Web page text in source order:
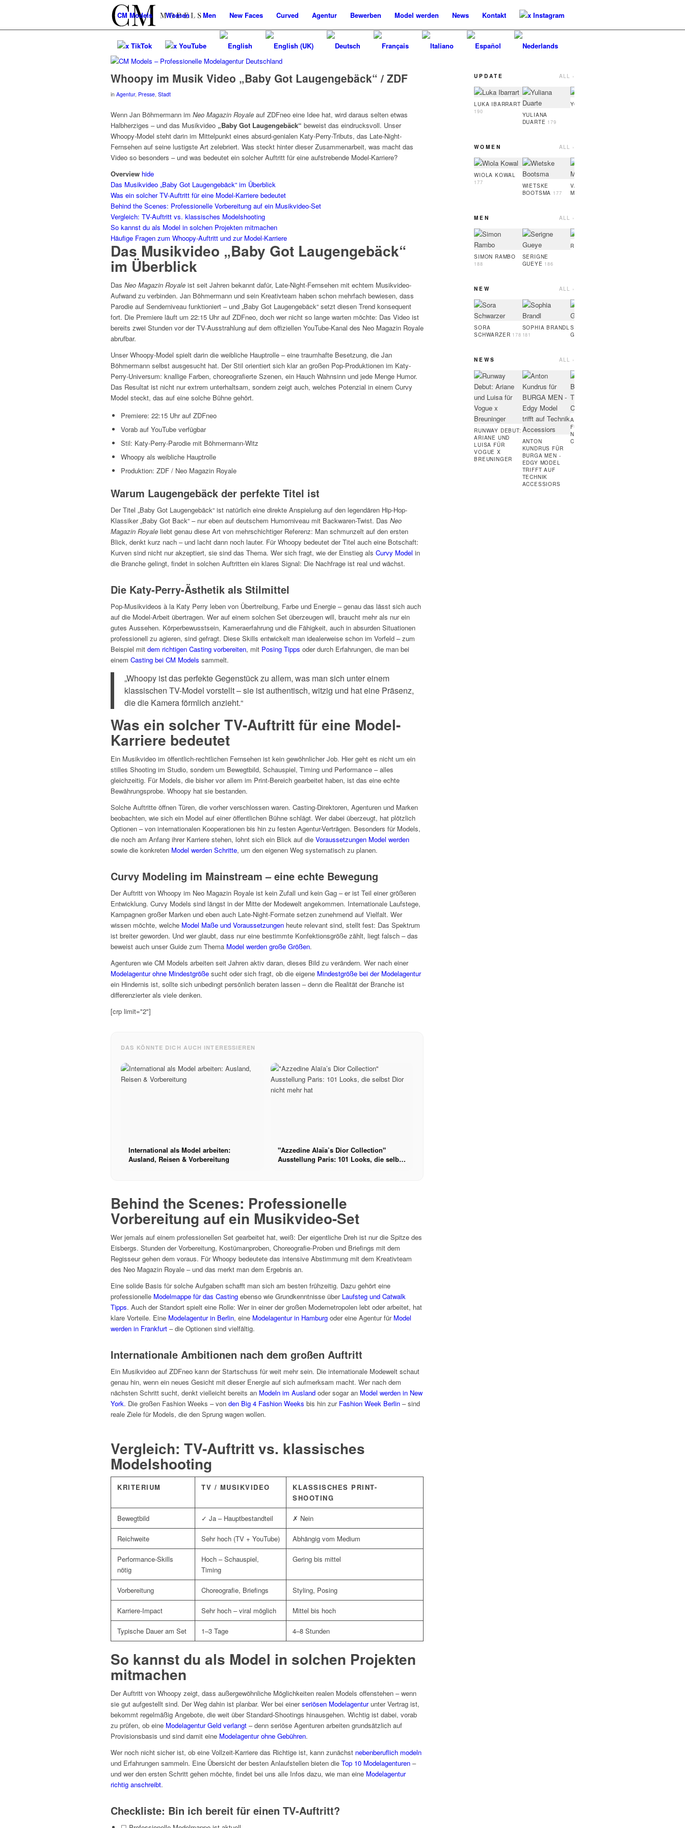
CMModels Women Men New Faces Curved Agentur Bewerben Model werden News Kontakt x Instagram
x TikTok x YouTube
Whoopy im Musik Video „Baby Got Laugengebäck“ / ZDF
in Agentur, Presse, Stadt
Wenn Jan Böhmermann im Neo Magazin Royale auf ZDFneo eine Idee hat, wird daraus selten etwas
Halbherziges – und das Musikvideo „Baby Got Laugengebäck“ beweist das eindrucksvoll. Unser
Whoopy-Model steht darin im Mittelpunkt eines absurd-genialen Katy-Perry-Tributs, das Late-Night-
Fernsehen auf seine lustigste Art zelebriert. Was steckt hinter dieser Zusammenarbeit, was macht das
Video so besonders – und was bedeutet ein solcher Auftritt für eine aufstrebende Model-Karriere?
Overview hide
Das Musikvideo „Baby Got Laugengebäck“ im Überblick
Was ein solcher TV-Auftritt für eine Model-Karriere bedeutet
Behind the Scenes: Professionelle Vorbereitung auf ein Musikvideo-Set
Vergleich: TV-Auftritt vs. klassisches Modelshooting
So kannst du als Model in solchen Projekten mitmachen
Häufige Fragen zum Whoopy-Auftritt und zur Model-Karriere
Das Musikvideo „Baby Got Laugengebäck“
im Überblick
Das Neo Magazin Royale ist seit Jahren bekannt dafür, Late-Night-Fernsehen mit echtem Musikvideo-
Aufwand zu verbinden. Jan Böhmermann und sein Kreativteam haben schon mehrfach bewiesen, dass
Parodie auf Senderniveau funktioniert – und „Baby Got Laugengebäck“ setzt diesen Trend konsequent
fort. Die Premiere läuft um 22:15 Uhr auf ZDFneo, doch wer nicht so lange warten möchte: Das Video ist
bereits zwei Stunden vor der TV-Ausstrahlung auf dem offiziellen YouTube-Kanal des Neo Magazin Royale
abrufbar.
Unser Whoopy-Model spielt darin die weibliche Hauptrolle – eine traumhafte Besetzung, die Jan
Böhmermann selbst ausgesucht hat. Der Stil orientiert sich klar an großen Pop-Produktionen im Katy-
Perry-Universum: knallige Farben, choreografierte Szenen, ein Hauch Wahnsinn und jede Menge Humor.
Das Resultat ist nicht nur extrem unterhaltsam, sondern zeigt auch, welches Potenzial in einem Curvy
Model steckt, das auf eine solche Bühne gehört.
Premiere: 22:15 Uhr auf ZDFneo
Vorab auf YouTube verfügbar
Stil: Katy-Perry-Parodie mit Böhmermann-Witz
Whoopy als weibliche Hauptrolle
Produktion: ZDF / Neo Magazin Royale
Warum Laugengebäck der perfekte Titel ist
Der Titel „Baby Got Laugengebäck“ ist natürlich eine direkte Anspielung auf den legendären Hip-Hop-
Klassiker „Baby Got Back“ – nur eben auf deutschem Humorniveau mit Backwaren-Twist. Das Neo
Magazin Royale liebt genau diese Art von mehrschichtiger Referenz: Man schmunzelt auf den ersten
Blick, denkt kurz nach – und lacht dann noch lauter. Für Whoopy bedeutet der Titel auch eine Botschaft:
Kurven sind nicht nur akzeptiert, sie sind das Thema. Wer sich fragt, wie der Einstieg als Curvy Model in
die Branche gelingt, findet in solchen Auftritten ein klares Signal: Die Nachfrage ist real und wächst.
Die Katy-Perry-Ästhetik als Stilmittel
Pop-Musikvideos à la Katy Perry leben von Übertreibung, Farbe und Energie – genau das lässt sich auch
auf die Model-Arbeit übertragen. Wer auf einem solchen Set überzeugen will, braucht mehr als nur ein
gutes Aussehen. Körperbewusstsein, Kameraerfahrung und die Fähigkeit, auch in absurden Situationen
professionell zu agieren, sind gefragt. Diese Skills entwickelt man idealerweise schon im Vorfeld – zum
Beispiel mit dem richtigen Casting vorbereiten, mit Posing Tipps oder durch Erfahrungen, die man bei
einem Casting bei CM Models sammelt.
„Whoopy ist das perfekte Gegenstück zu allem, was man sich unter einem
klassischen TV-Model vorstellt – sie ist authentisch, witzig und hat eine Präsenz,
die die Kamera förmlich anzieht.“
Was ein solcher TV-Auftritt für eine Model-
Karriere bedeutet
Ein Musikvideo im öffentlich-rechtlichen Fernsehen ist kein gewöhnlicher Job. Hier geht es nicht um ein
stilles Shooting im Studio, sondern um Bewegtbild, Schauspiel, Timing und Performance – alles
gleichzeitig. Für Models, die bisher vor allem im Print-Bereich gearbeitet haben, ist das eine echte
Bewährungsprobe. Whoopy hat sie bestanden.
Solche Auftritte öffnen Türen, die vorher verschlossen waren. Casting-Direktoren, Agenturen und Marken
beobachten, wie sich ein Model auf einer öffentlichen Bühne schlägt. Wer dabei überzeugt, hat plötzlich
Optionen – von internationalen Kooperationen bis hin zu festen Agentur-Verträgen. Besonders für Models,
die noch am Anfang ihrer Karriere stehen, lohnt sich ein Blick auf die Voraussetzungen Model werden
sowie die konkreten Model werden Schritte, um den eigenen Weg systematisch zu planen.
Curvy Modeling im Mainstream – eine echte Bewegung
Der Auftritt von Whoopy im Neo Magazin Royale ist kein Zufall und kein Gag – er ist Teil einer größeren
Entwicklung. Curvy Models sind längst in der Mitte der Modewelt angekommen. Internationale Laufstege,
Kampagnen großer Marken und eben auch Late-Night-Formate setzen zunehmend auf Vielfalt. Wer
wissen möchte, welche Model Maße und Voraussetzungen heute relevant sind, stellt fest: Das Spektrum
ist breiter geworden. Und wer glaubt, dass nur eine bestimmte Konfektionsgröße zählt, liegt falsch – das
beweist auch unser Guide zum Thema Model werden große Größen.
Agenturen wie CM Models arbeiten seit Jahren aktiv daran, dieses Bild zu verändern. Wer nach einer
Modelagentur ohne Mindestgröße sucht oder sich fragt, ob die eigene Mindestgröße bei der Modelagentur
ein Hindernis ist, sollte sich unbedingt persönlich beraten lassen – denn die Realität der Branche ist
differenzierter als viele denken.
[crp limit="2"]
DAS KÖNNTE DICH AUCH INTERESSIEREN
International als Model arbeiten:
Ausland, Reisen & Vorbereitung
"Azzedine Alaïa’s Dior Collection"
Ausstellung Paris: 101 Looks, die selbst
Behind the Scenes: Professionelle
Vorbereitung auf ein Musikvideo-Set
Wer jemals auf einem professionellen Set gearbeitet hat, weiß: Der eigentliche Dreh ist nur die Spitze des
Eisbergs. Stunden der Vorbereitung, Kostümanproben, Choreografie-Proben und Briefings mit dem
Regisseur gehen dem voraus. Für Whoopy bedeutete das intensive Abstimmung mit dem Kreativteam
des Neo Magazin Royale – und das merkt man dem Ergebnis an.
Eine solide Basis für solche Aufgaben schafft man sich am besten frühzeitig. Dazu gehört eine
professionelle Modelmappe für das Casting ebenso wie Grundkenntnisse über Laufsteg und Catwalk
Tipps. Auch der Standort spielt eine Rolle: Wer in einer der großen Modemetropolen lebt oder arbeitet, hat
klare Vorteile. Eine Modelagentur in Berlin, eine Modelagentur in Hamburg oder eine Agentur für Model
werden in Frankfurt – die Optionen sind vielfältig.
Internationale Ambitionen nach dem großen Auftritt
Ein Musikvideo auf ZDFneo kann der Startschuss für weit mehr sein. Die internationale Modewelt schaut
genau hin, wenn ein neues Gesicht mit dieser Energie auf sich aufmerksam macht. Wer nach dem
nächsten Schritt sucht, denkt vielleicht bereits an Modeln im Ausland oder sogar an Model werden in New
York. Die großen Fashion Weeks – von den Big 4 Fashion Weeks bis hin zur Fashion Week Berlin – sind
reale Ziele für Models, die den Sprung wagen wollen.
Vergleich: TV-Auftritt vs. klassisches
Modelshooting
KRITERIUM TV / MUSIKVIDEO
KLASSISCHES PRINT-
SHOOTING
Bewegtbild ✓ Ja – Hauptbestandteil ✗ Nein
Reichweite Sehr hoch (TV + YouTube) Abhängig vom Medium
Performance-Skills
nötig
Hoch – Schauspiel,
Timing
Gering bis mittel
Vorbereitung Choreografie, Briefings Styling, Posing
Karriere-Impact Sehr hoch – viral möglich Mittel bis hoch
Typische Dauer am Set 1–3 Tage 4–8 Stunden
So kannst du als Model in solchen Projekten
mitmachen
Der Auftritt von Whoopy zeigt, dass außergewöhnliche Möglichkeiten realen Models offenstehen – wenn
sie gut aufgestellt sind. Der Weg dahin ist planbar. Wer bei einerseriösen Modelagenturunter Vertrag ist,
bekommt regelmäßig Angebote, die weit über Standard-Shootings hinausgehen. Wichtig ist dabei, vorab
zu prüfen, ob eine Modelagentur Geld verlangt – denn seriöse Agenturen arbeiten grundsätzlich auf
Provisionsbasis und sind damit eine Modelagentur ohne Gebühren.
Wer noch nicht sicher ist, ob eine Vollzeit-Karriere das Richtige ist, kann zunächst nebenberuflich modeln
und Erfahrungen sammeln. Eine Übersicht der besten Anlaufstellen bieten die Top 10 Modelagenturen –
und wer den ersten Schritt gehen möchte, findet bei uns alle Infos dazu, wie man eine Modelagentur
richtig anschreibt.
Checkliste: Bin ich bereit für einen TV-Auftritt?
UPDATE ALL ›
LUKA IBARRART
190
YULIANA
DUARTE 179
YOO HARU
WOMEN ALL ›
WIOLA KOWAL
177
WIETSKE
BOOTSMA 177
VALERIIA
MOLYBOHA
MEN ALL ›
SIMON RAMBO
188
SERIGNE
GUEYE 186
RUFUS ROTH
NEW ALL ›
SORA
SCHWARZER 178
SOPHIA BRANDL
181
SERIGNE
GUEYE
NEWS ALL ›
RUNWAY DEBUT:
ARIANE UND
LUISA FÜR
VOGUE X
BREUNINGER
ANTON
KUNDRUS FÜR
BURGA MEN -
EDGY MODEL
TRIFFT AUF
TECHNIK
ACCESSIORS
AMIE BANGURA
FÜR TEVEO'S
NEUE
CONTRASTLINE